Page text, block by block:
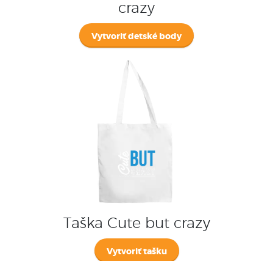
crazy
Vytvoriť detské body
Taška Cute but crazy
Vytvoriť tašku